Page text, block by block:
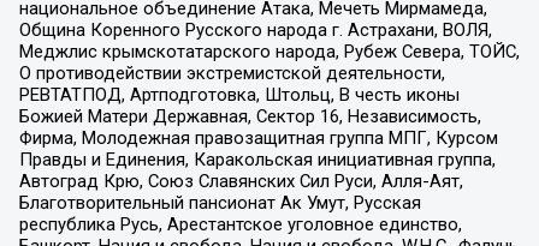
национальное объединение Атака, Мечеть Мирмамеда,
Община Коренного Русского народа г. Астрахани, ВОЛЯ,
Меджлис крымскотатарского народа, Рубеж Севера, ТОЙС,
О противодействии экстремистской деятельности,
РЕВТАТПОД, Артподготовка, Штольц, В честь иконы
Божией Матери Державная, Сектор 16, Независимость,
Фирма, Молодежная правозащитная группа МПГ, Курсом
Правды и Единения, Каракольская инициативная группа,
Автоград Крю, Союз Славянских Сил Руси, Алля-Аят,
Благотворительный пансионат Ак Умут, Русская
республика Русь, Арестантское уголовное единство,